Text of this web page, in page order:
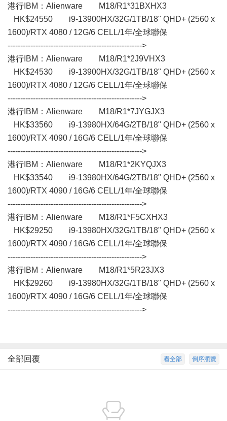
港行IBM：Alienware M18/R1*31BXHX3
HK$24550 i9-13900HX/32G/1TB/18" QHD+ (2560 x
1600)/RTX 4080 / 12G/6 CELL/1年/全球聯保
----------------------------------------------------->
港行IBM：Alienware M18/R1*2J9VHX3
HK$24530 i9-13900HX/32G/1TB/18" QHD+ (2560 x
1600)/RTX 4080 / 12G/6 CELL/1年/全球聯保
----------------------------------------------------->
港行IBM：Alienware M18/R1*7JYGJX3
HK$33560 i9-13980HX/64G/2TB/18" QHD+ (2560 x
1600)/RTX 4090 / 16G/6 CELL/1年/全球聯保
----------------------------------------------------->
港行IBM：Alienware M18/R1*2KYQJX3
HK$33540 i9-13980HX/64G/2TB/18" QHD+ (2560 x
1600)/RTX 4090 / 16G/6 CELL/1年/全球聯保
----------------------------------------------------->
港行IBM：Alienware M18/R1*F5CXHX3
HK$29250 i9-13980HX/32G/1TB/18" QHD+ (2560 x
1600)/RTX 4090 / 16G/6 CELL/1年/全球聯保
----------------------------------------------------->
港行IBM：Alienware M18/R1*5R23JX3
HK$29260 i9-13980HX/32G/1TB/18" QHD+ (2560 x
1600)/RTX 4090 / 16G/6 CELL/1年/全球聯保
----------------------------------------------------->
倒序瀏覽
看全部
全部回覆